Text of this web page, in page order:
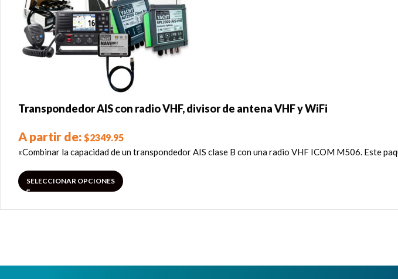
Transpondedor AIS con radio VHF, divisor de antena VHF y WiFi
A partir de: $2349.95
«Combinar la capacidad de un transpondedor AIS clase B con una radio VHF ICOM M506. Este
SELECCIONAR OPCIONES